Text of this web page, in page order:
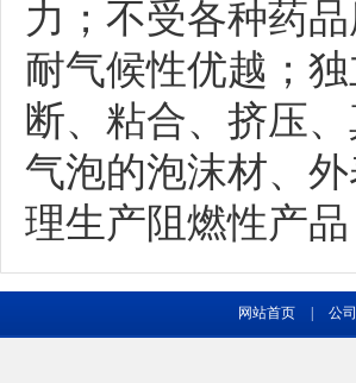
力；不受各种药
耐气候性优越；
断、粘合、挤压
气泡的泡沫材、
理生产阻燃性产
网站首页 公